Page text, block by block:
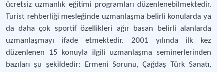
ücretsiz uzmanlık eğitimi programları düzenlenebilmektedir.
Turist rehberliği mesleğinde uzmanlaşma belirli konularda ya
da daha çok sportif özellikleri ağır basan belirli alanlarda
uzmanlaşmayı ifade etmektedir. 2001 yılında ilk kez
düzenlenen 15 konuyla ilgili uzmanlaşma seminerlerinden
bazıları şu şekildedir: Ermeni Sorunu, Çağdaş Türk Sanatı,